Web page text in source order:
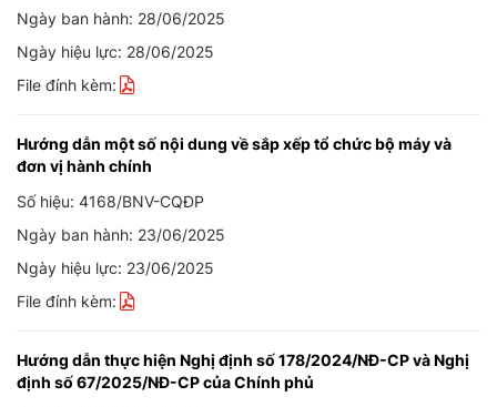
Ngày ban hành: 28/06/2025
Ngày hiệu lực: 28/06/2025
File đính kèm:
Hướng dẫn một số nội dung về sắp xếp tổ chức bộ máy và
đơn vị hành chính
Số hiệu: 4168/BNV-CQĐP
Ngày ban hành: 23/06/2025
Ngày hiệu lực: 23/06/2025
File đính kèm:
Hướng dẫn thực hiện Nghị định số 178/2024/NĐ-CP và Nghị
định số 67/2025/NĐ-CP của Chính phủ